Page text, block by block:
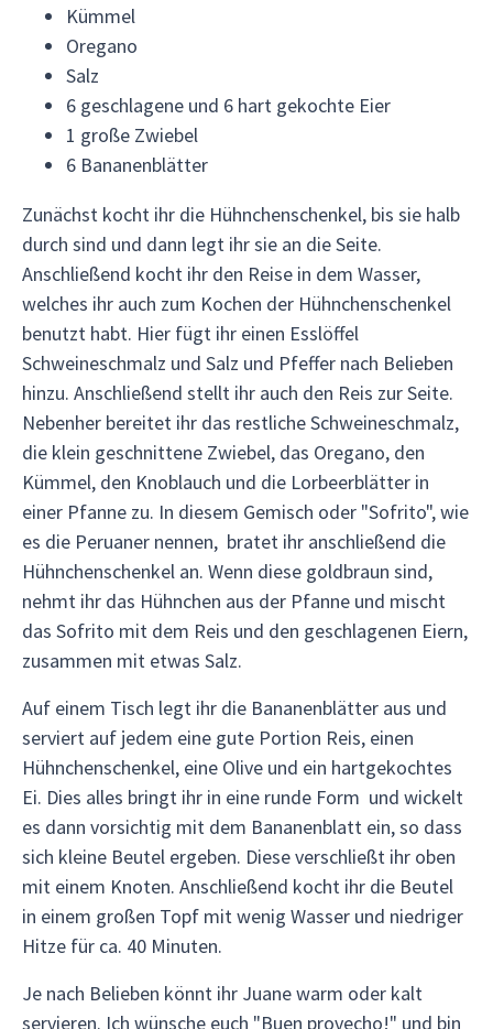
Kümmel
Oregano
Salz
6 geschlagene und 6 hart gekochte Eier
1 große Zwiebel
6 Bananenblätter
Zunächst kocht ihr die Hühnchenschenkel, bis sie halb
durch sind und dann legt ihr sie an die Seite.
Anschließend kocht ihr den Reise in dem Wasser,
welches ihr auch zum Kochen der Hühnchenschenkel
benutzt habt. Hier fügt ihr einen Esslöffel
Schweineschmalz und Salz und Pfeffer nach Belieben
hinzu. Anschließend stellt ihr auch den Reis zur Seite.
Nebenher bereitet ihr das restliche Schweineschmalz,
die klein geschnittene Zwiebel, das Oregano, den
Kümmel, den Knoblauch und die Lorbeerblätter in
einer Pfanne zu. In diesem Gemisch oder "Sofrito", wie
es die Peruaner nennen, bratet ihr anschließend die
Hühnchenschenkel an. Wenn diese goldbraun sind,
nehmt ihr das Hühnchen aus der Pfanne und mischt
das Sofrito mit dem Reis und den geschlagenen Eiern,
zusammen mit etwas Salz.
Auf einem Tisch legt ihr die Bananenblätter aus und
serviert auf jedem eine gute Portion Reis, einen
Hühnchenschenkel, eine Olive und ein hartgekochtes
Ei. Dies alles bringt ihr in eine runde Form und wickelt
es dann vorsichtig mit dem Bananenblatt ein, so dass
sich kleine Beutel ergeben. Diese verschließt ihr oben
mit einem Knoten. Anschließend kocht ihr die Beutel
in einem großen Topf mit wenig Wasser und niedriger
Hitze für ca. 40 Minuten.
Je nach Belieben könnt ihr Juane warm oder kalt
servieren. Ich wünsche euch "Buen provecho!" und bin